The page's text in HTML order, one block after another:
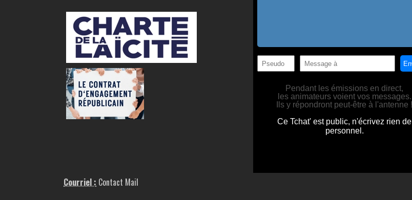
Courriel : Contact Mail